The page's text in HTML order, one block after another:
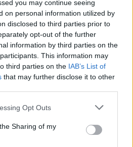
you may continue seeing
on personal information utilized by
disclosed to third parties prior to
opt-out of the further
information by third parties on the
This information may
third parties on the IAB’s List of
that may further disclose it to other
app uses one or more Google
usage behaviour. You may click to
and its third-party tags to
Opt Outs
Sharing of my
egyetlen év alatt öt filmet
még befejezte, azonban a
meg. Az anekdota szerint azért
tiszta lelkiismerettel, saját
rendezővé válni, nem pedig
a rovására, akik a zsidótörvények
Miként hőse, ő is az
nem ismert megalkuvást.
pedig jól mutatja,